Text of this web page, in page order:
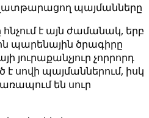
պայմանները
է այն ժամանակ, երբ
պարենային ծրագիրը
յուրաքանչյուր չորրորդ
սովի պայմաններում, իսկ
են սուր